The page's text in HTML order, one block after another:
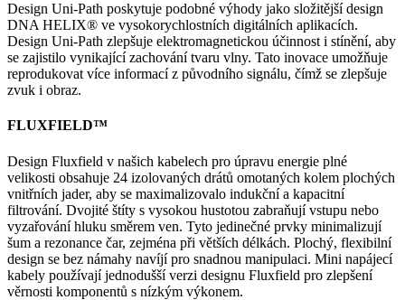
Design Uni-Path poskytuje podobné výhody jako složitější design
DNA HELIX® ve vysokorychlostních digitálních aplikacích.
Design Uni-Path zlepšuje elektromagnetickou účinnost i stínění, aby
se zajistilo vynikající zachování tvaru vlny. Tato inovace umožňuje
reprodukovat více informací z původního signálu, čímž se zlepšuje
zvuk i obraz.
FLUXFIELD™
Design Fluxfield v našich kabelech pro úpravu energie plné
velikosti obsahuje 24 izolovaných drátů omotaných kolem plochých
vnitřních jader, aby se maximalizovalo indukční a kapacitní
filtrování. Dvojité štíty s vysokou hustotou zabraňují vstupu nebo
vyzařování hluku směrem ven. Tyto jedinečné prvky minimalizují
šum a rezonance čar, zejména při větších délkách. Plochý, flexibilní
design se bez námahy navíjí pro snadnou manipulaci. Mini napájecí
kabely používají jednodušší verzi designu Fluxfield pro zlepšení
věrnosti komponentů s nízkým výkonem.